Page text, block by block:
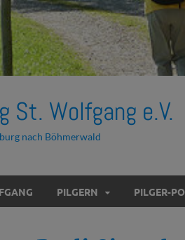
St. Wolfgang e.V.
nach Böhmerwald
PILGERN PILGER-